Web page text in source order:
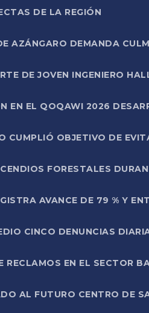
DE LA REGIÓN
AZÁNGARO DEMANDA
DE JOVEN INGENIERO
EN EL QOQAWI 2026
OBJETIVO DE
FORESTALES
AVANCE DE 79 % Y
CINCO DENUNCIAS
EN EL SECTOR
AL FUTURO CENTRO DE